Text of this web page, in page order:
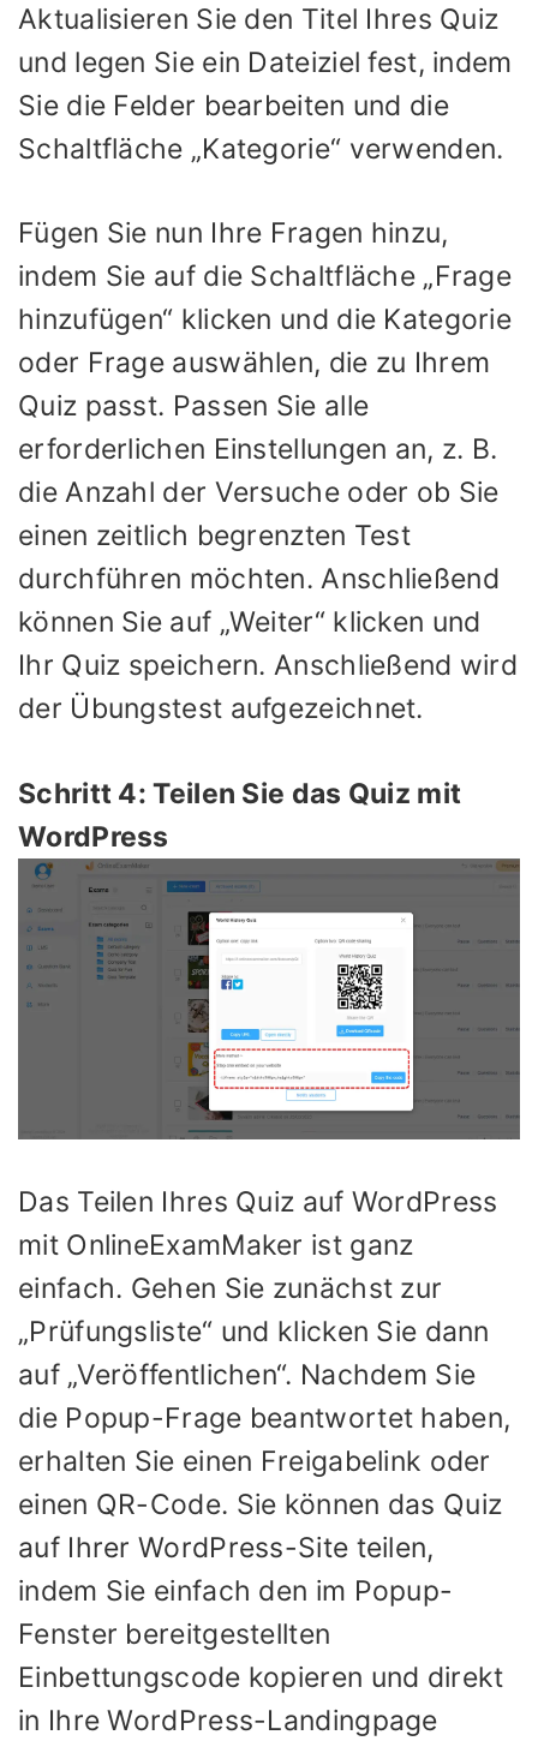
Aktualisieren Sie den Titel Ihres Quiz
und legen Sie ein Dateiziel fest, indem
Sie die Felder bearbeiten und die
Schaltfläche „Kategorie“ verwenden.
Fügen Sie nun Ihre Fragen hinzu,
indem Sie auf die Schaltfläche „Frage
hinzufügen“ klicken und die Kategorie
oder Frage auswählen, die zu Ihrem
Quiz passt. Passen Sie alle
erforderlichen Einstellungen an, z. B.
die Anzahl der Versuche oder ob Sie
einen zeitlich begrenzten Test
durchführen möchten. Anschließend
können Sie auf „Weiter“ klicken und
Ihr Quiz speichern. Anschließend wird
der Übungstest aufgezeichnet.
Schritt 4: Teilen Sie das Quiz mit
WordPress
Das Teilen Ihres Quiz auf WordPress
mit OnlineExamMaker ist ganz
einfach. Gehen Sie zunächst zur
„Prüfungsliste“ und klicken Sie dann
auf „Veröffentlichen“. Nachdem Sie
die Popup-Frage beantwortet haben,
erhalten Sie einen Freigabelink oder
einen QR-Code. Sie können das Quiz
auf Ihrer WordPress-Site teilen,
indem Sie einfach den im Popup-
Fenster bereitgestellten
Einbettungscode kopieren und direkt
in Ihre WordPress-Landingpage